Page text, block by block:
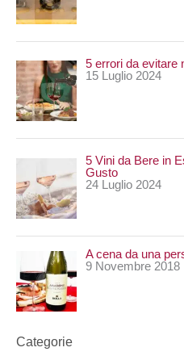
5 errori da evitare
15 Luglio 2024
5 Vini da Bere in
Gusto
24 Luglio 2024
A cena da una
9 Novembre 2018
Categorie